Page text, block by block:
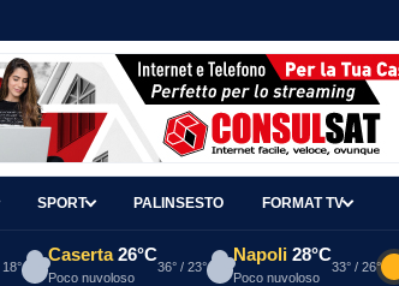
SPORT PALINSESTO FORMAT TV
Caserta 26°C
Poco nuvoloso
36° / 23°
Napoli 28°C
Poco nuvoloso
33° / 26°